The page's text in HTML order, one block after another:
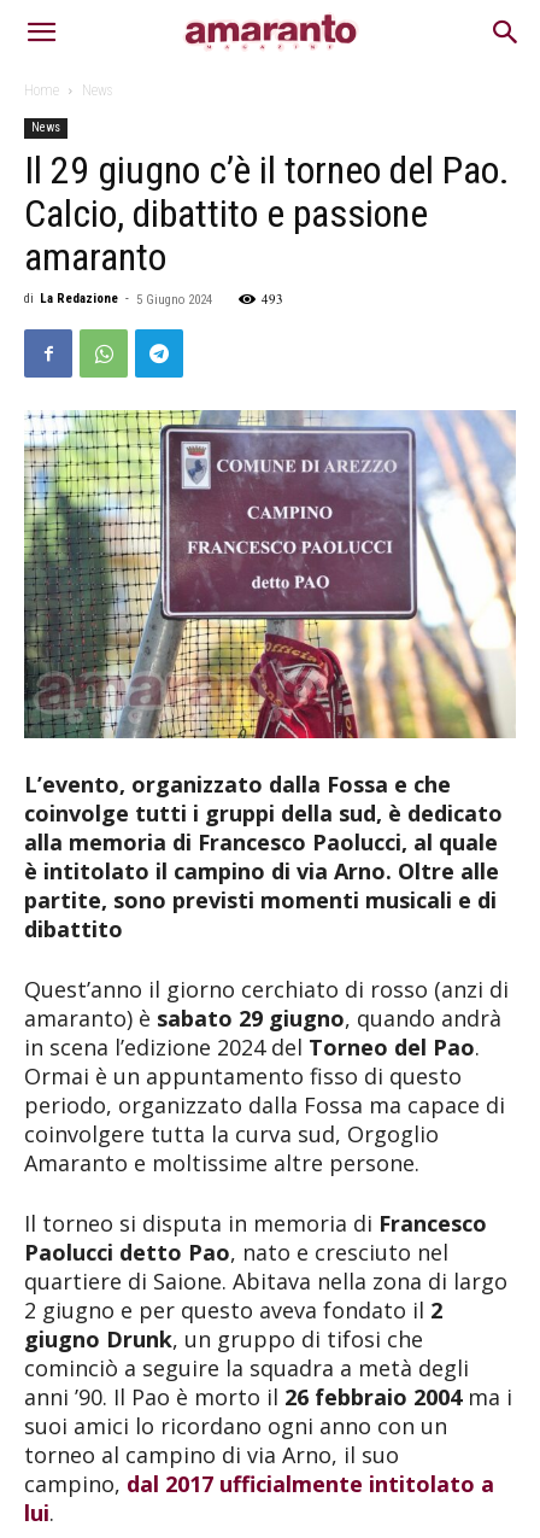
Home News
News
Il 29 giugno c’è il torneo del Pao.
Calcio, dibattito e passione
amaranto
di La Redazione - 5 Giugno 2024 493
L’evento, organizzato dalla Fossa e che
coinvolge tutti i gruppi della sud, è dedicato
alla memoria di Francesco Paolucci, al quale
è intitolato il campino di via Arno. Oltre alle
partite, sono previsti momenti musicali e di
dibattito
Quest’anno il giorno cerchiato di rosso (anzi di
amaranto) è sabato 29 giugno, quando andrà
in scena l’edizione 2024 del Torneo del Pao.
Ormai è un appuntamento fisso di questo
periodo, organizzato dalla Fossa ma capace di
coinvolgere tutta la curva sud, Orgoglio
Amaranto e moltissime altre persone.
Il torneo si disputa in memoria di Francesco
Paolucci detto Pao, nato e cresciuto nel
quartiere di Saione. Abitava nella zona di largo
2 giugno e per questo aveva fondato il 2
giugno Drunk, un gruppo di tifosi che
cominciò a seguire la squadra a metà degli
anni ’90. Il Pao è morto il 26 febbraio 2004 ma i
suoi amici lo ricordano ogni anno con un
torneo al campino di via Arno, il suo
campino, dal 2017 ufficialmente intitolato a
lui.